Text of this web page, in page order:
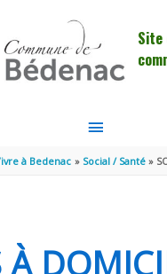
Site
MENU
à Bedenac Social / Santé
À